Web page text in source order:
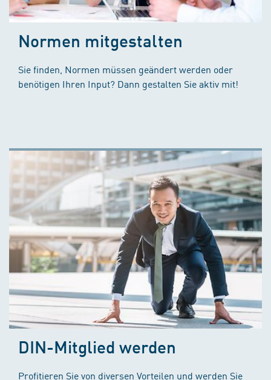
Normen mitgestalten
Sie finden, Normen müssen geändert werden oder
benötigen Ihren Input? Dann gestalten Sie aktiv mit!
DIN-Mitglied werden
Profitieren Sie von diversen Vorteilen und werden Sie